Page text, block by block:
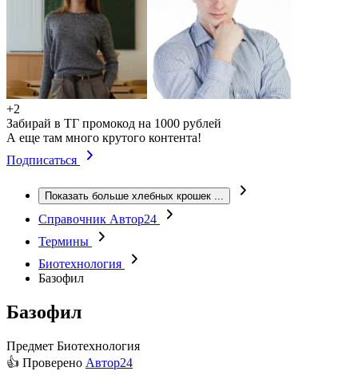
+2
Забирай в ТГ промокод на 1000 рублей
А еще там много крутого контента!
Подписаться
Показать больше хлебных крошек ...
Справочник Автор24
Термины
Биотехнология
Базофил
Базофил
Предмет Биотехнология
👍 Проверено Автор24